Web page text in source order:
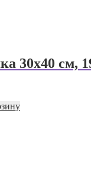
30х40 см,